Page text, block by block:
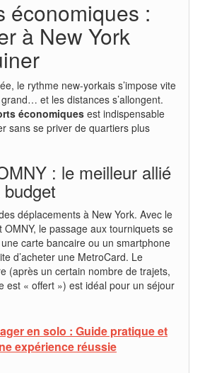
économiques :
à New York
le rythme new-yorkais s’impose vite
et les distances s’allongent.
économiquesest indispensable
sans se priver de quartiers plus
: le meilleur allié
déplacements à New York. Avec le
le passage aux tourniquets se
carte bancaire ou un smartphone
d’acheter une MetroCard. Le
(après un certain nombre de trajets,
est « offert ») est idéal pour un séjour
en solo : Guide pratique et
expérience réussie